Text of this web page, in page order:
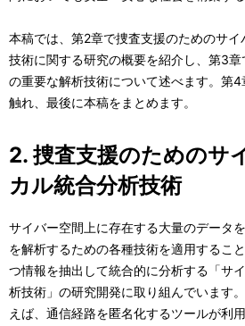
本稿では、第2章で捜査支援のためのサ
技術に関する研究の概要を紹介し、第3
の重要な解析技術について述べます。第
触れ、最後に本稿をまとめます。
2. 捜査支援のためのサ
カル統合分析技術
サイバー空間上に存在する大量のデータ
を解析するための各種技術を適用するこ
つ情報を抽出して統合的に分析する「サ
析技術」の研究開発に取り組んでいます
えば、通信経路を匿名化するツールが利